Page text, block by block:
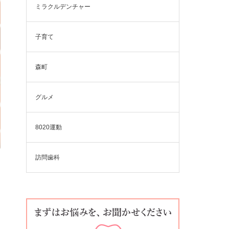
ミラクルデンチャー
子育て
森町
グルメ
8020運動
訪問歯科